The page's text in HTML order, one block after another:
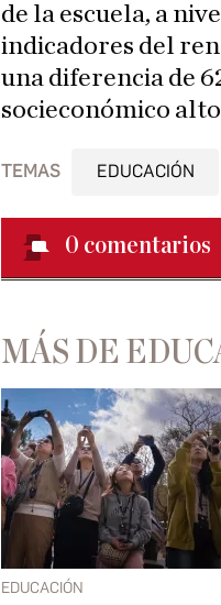
de la escuela, a
indicadores del
una diferencia de
socieconómico
TEMAS EDUCACIÓN
0 comentarios
MÁS DE
EDUCACIÓN